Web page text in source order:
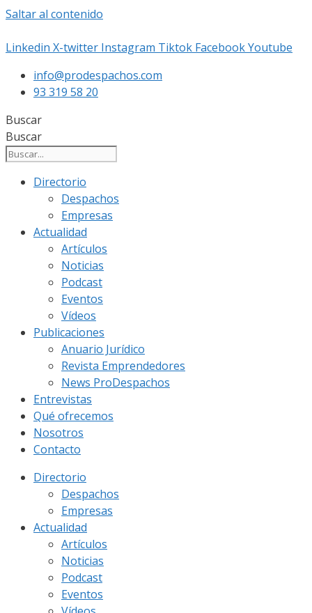
Saltar al contenido
Linkedin X-twitter Instagram Tiktok FacebookYoutube
info@prodespachos.com
93 319 58 20
Buscar
Buscar
Directorio
Despachos
Empresas
Actualidad
Artículos
Noticias
Podcast
Eventos
Vídeos
Publicaciones
Anuario Jurídico
Revista Emprendedores
News ProDespachos
Entrevistas
Qué ofrecemos
Nosotros
Contacto
Directorio
Despachos
Empresas
Actualidad
Artículos
Noticias
Podcast
Eventos